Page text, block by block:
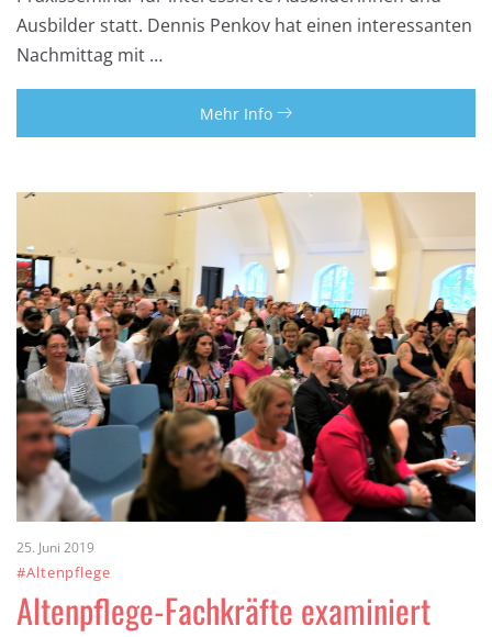
Ausbilder statt. Dennis Penkov hat einen interessanten
Nachmittag mit …
Mehr Info
25. Juni 2019
#Altenpflege
Altenpflege-Fachkräfte examiniert